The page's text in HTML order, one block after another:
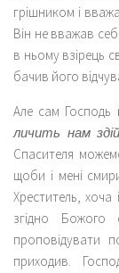
грішником і
Він не вважав
в ньому взірець
бачив його
Але сам Господь
личить нам
Спасителя
щоби і мені
Хреститель,
згідно Божого
проповідувати
приходив.